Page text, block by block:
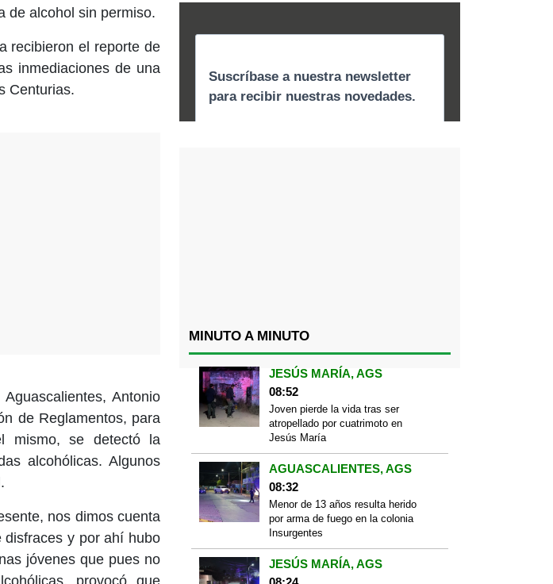
de alcohol sin permiso.
recibieron el reporte de
inmediaciones de una
Centurias.
Antonio
de Reglamentos, para
mismo, se detectó la
alcohólicas. Algunos
nos dimos cuenta
disfraces y por ahí hubo
jóvenes que pues no
provocó que
MINUTO A MINUTO
JESÚS MARÍA, AGS
08:52
Joven pierde la vida tras ser
atropellado por cuatrimoto en
Jesús María
AGUASCALIENTES, AGS
08:32
Menor de 13 años resulta herido
por arma de fuego en la colonia
Insurgentes
JESÚS MARÍA, AGS